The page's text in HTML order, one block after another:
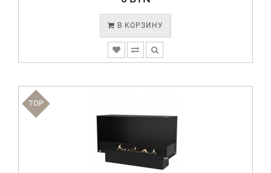
В КОРЗИНУ
TOP